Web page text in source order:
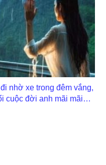
nhờ xe trong đêm vắng,
cuộc đời anh mãi mãi…